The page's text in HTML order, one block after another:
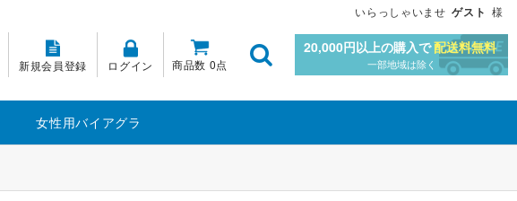
いらっしゃいませ ゲスト 様
20,000円以上の購入で配送料無料
一部地域は除く
商品数 0点
新規会員登録 ログイン
女性用バイアグラ